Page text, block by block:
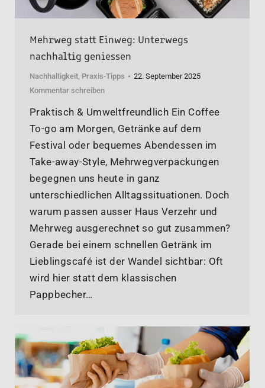
Mehrweg statt Einweg: Unterwegs
nachhaltig geniessen
Nachhaltigkeit, Praxis-Tipps
22. September 2025
Kommentar schreiben
Praktisch & Umweltfreundlich Ein Coffee
To-go am Morgen, Getränke auf dem
Festival oder bequemes Abendessen im
Take-away-Style, Mehrwegverpackungen
begegnen uns heute in ganz
unterschiedlichen Alltagssituationen. Doch
warum passen ausser Haus Verzehr und
Mehrweg ausgerechnet so gut zusammen?
Gerade bei einem schnellen Getränk im
Lieblingscafé ist der Wandel sichtbar: Oft
wird hier statt dem klassischen
Pappbecher…